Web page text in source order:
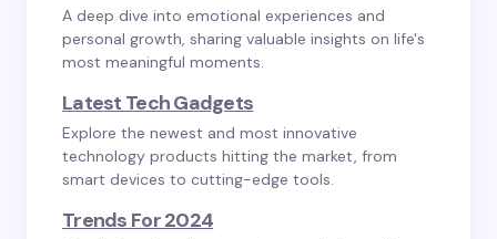
A deep dive into emotional experiences and
personal growth, sharing valuable insights on life's
most meaningful moments.
Latest Tech Gadgets
Explore the newest and most innovative
technology products hitting the market, from
smart devices to cutting-edge tools.
Trends For 2024